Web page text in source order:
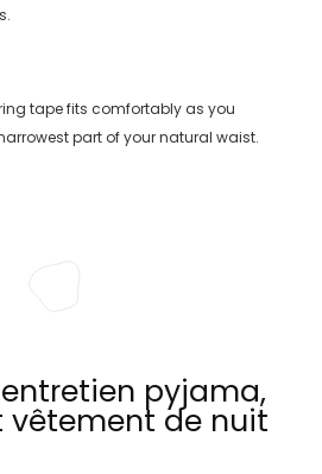
tape fits comfortably as you
part of your natural waist.
pyjama,
vêtement de nuit